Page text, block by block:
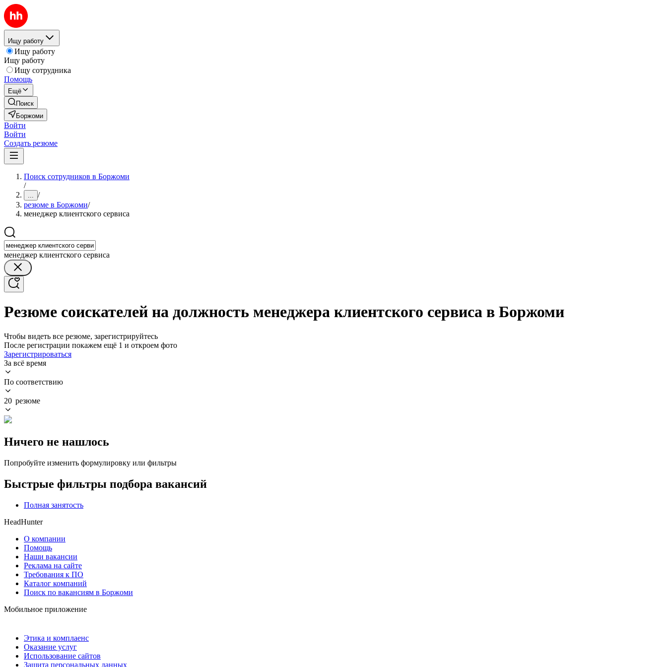
Ищу работу
Ищу работу
Ищу работу
Ищу сотрудника
Помощь
Ещё
Поиск
Боржоми
Войти
Войти
Создать резюме
Поиск сотрудников в Боржоми
/
... /
резюме в Боржоми/
менеджер клиентского сервиса
менеджер клиентского сервиса
Резюме соискателей на должность менеджера клиентского сервиса в Боржоми
Чтобы видеть все резюме, зарегистрируйтесь
После регистрации покажем ещё 1 и откроем фото
Зарегистрироваться
За всё время
По соответствию
20 резюме
Ничего не нашлось
Попробуйте изменить формулировку или фильтры
Быстрые фильтры подбора вакансий
Полная занятость
HeadHunter
О компании
Помощь
Наши вакансии
Реклама на сайте
Требования к ПО
Каталог компаний
Поиск по вакансиям в Боржоми
Мобильное приложение
Этика и комплаенс
Оказание услуг
Использование сайтов
Защита персональных данных